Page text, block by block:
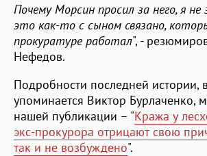
Почему Морсин просил за него, я
это как-то с сыном связано,
прокуратуре работал", -
Нефедов.
Подробности последней истории,
упоминается Виктор Бурлаченко,
нашей публикации – "Кража у
экс-прокурора отрицают свою
так и не возбуждено".